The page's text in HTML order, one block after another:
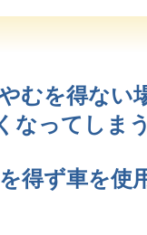
むを得な
ってしま
得ず車を